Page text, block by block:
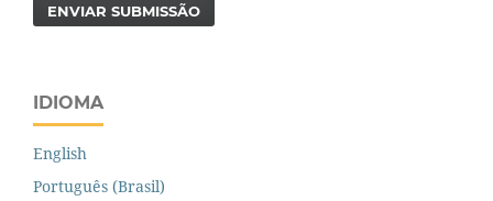
ENVIAR SUBMISSÃO
IDIOMA
English
Português (Brasil)